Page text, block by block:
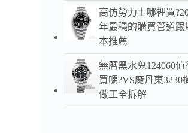
高仿勞力士哪裡買
年最穩的購買管道跟
本推薦
無曆黑水鬼124060值
買嗎?VS廠丹東3230
做工全拆解